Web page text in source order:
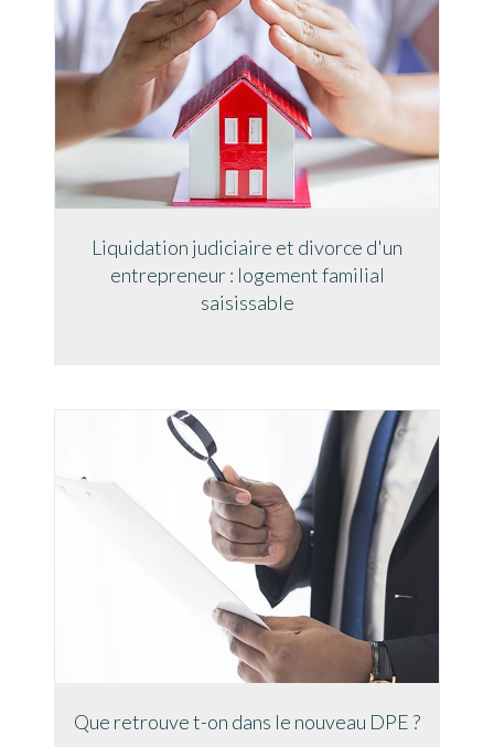
Liquidation judiciaire et divorce d'un
entrepreneur : logement familial
saisissable
Que retrouve t-on dans le nouveau DPE ?